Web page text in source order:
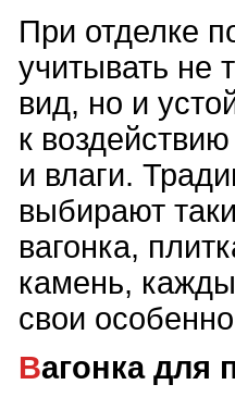
При отделке
учитывать не
вид, но и
к
и влаги.
выбирают
вагонка,
камень,
свои
Вагонка для